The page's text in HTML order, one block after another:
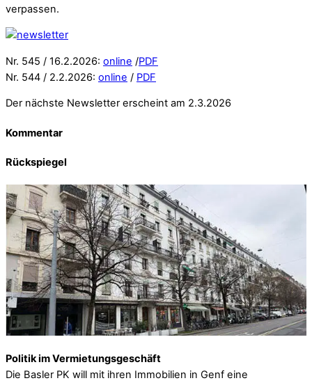
verpassen.
Nr. 545 / 16.2.2026: online /PDF
Nr. 544 / 2.2.2026: online / PDF
Der nächste Newsletter erscheint am 2.3.2026
Kommentar
Rückspiegel
Politik im Vermietungsgeschäft
Die Basler PK will mit ihren Immobilien in Genf eine